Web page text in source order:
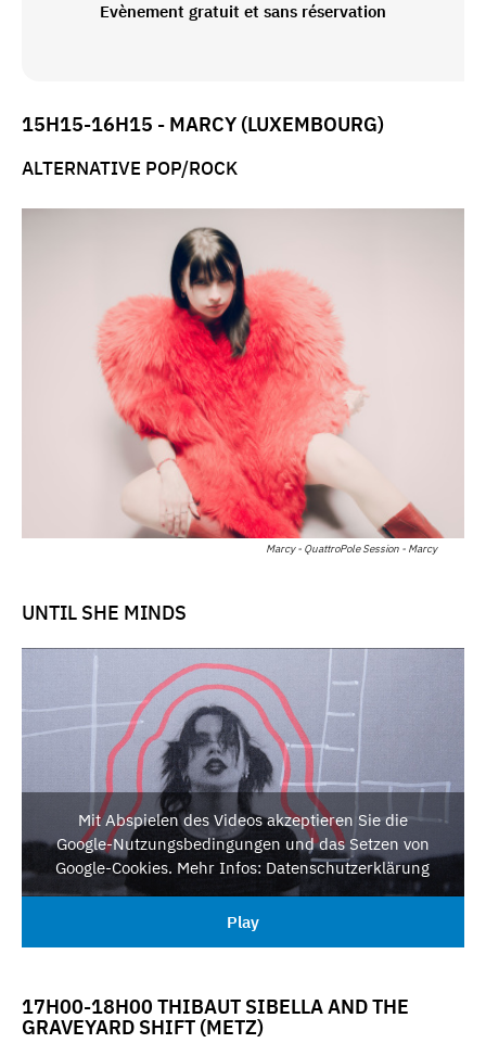
Evènement gratuit et sans réservation
15H15-16H15 - MARCY (LUXEMBOURG)
ALTERNATIVE POP/ROCK
Marcy - QuattroPole Session - Marcy
UNTIL SHE MINDS
Mit Abspielen des Videos akzeptieren Sie die
Google-Nutzungsbedingungen und das Setzen von
Google-Cookies. Mehr Infos: Datenschutzerklärung
Play
17H00-18H00 THIBAUT SIBELLA AND THE
GRAVEYARD SHIFT (METZ)